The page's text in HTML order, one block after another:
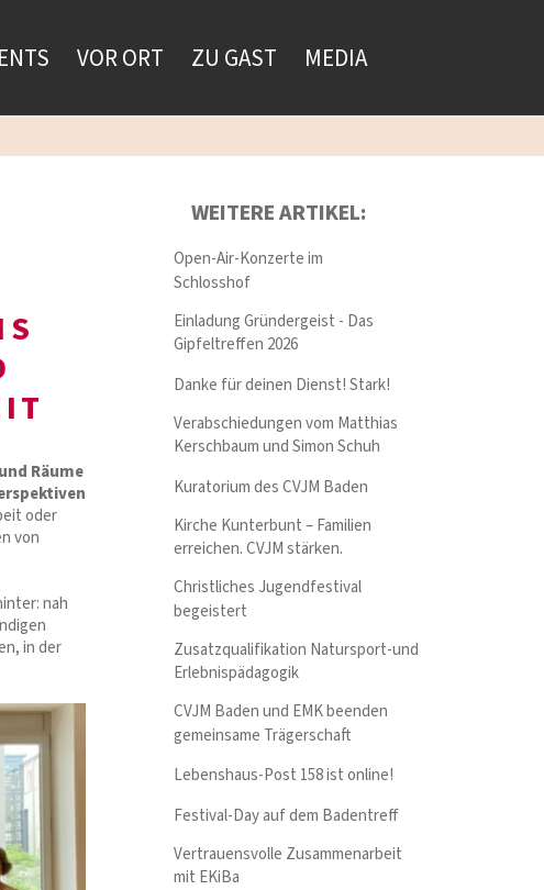
VOR ORT ZU GAST MEDIA
Räume
oder
von
nah
in der
WEITERE ARTIKEL:
Open-Air-Konzerte im
Schlosshof
Einladung Gründergeist - Das
Gipfeltreffen 2026
Danke für deinen Dienst! Stark!
Verabschiedungen vom Matthias
Kerschbaum und Simon Schuh
Kuratorium des CVJM Baden
Kirche Kunterbunt – Familien
erreichen. CVJM stärken.
Christliches Jugendfestival
begeistert
Zusatzqualifikation Natursport-und
Erlebnispädagogik
CVJM Baden und EMK beenden
gemeinsame Trägerschaft
Lebenshaus-Post 158 ist online!
Festival-Day auf dem Badentreff
Vertrauensvolle Zusammenarbeit
mit EKiBa